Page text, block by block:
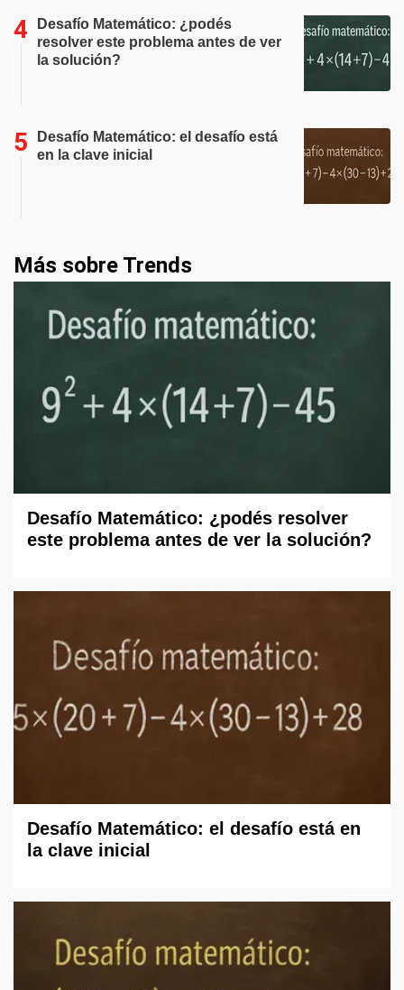
Desafío Matemático: ¿podés
resolver este problema antes de ver
la solución?
Desafío Matemático: el desafío está
en la clave inicial
Más sobre Trends
Desafío Matemático: ¿podés resolver
este problema antes de ver la solución?
Desafío Matemático: el desafío está en
la clave inicial